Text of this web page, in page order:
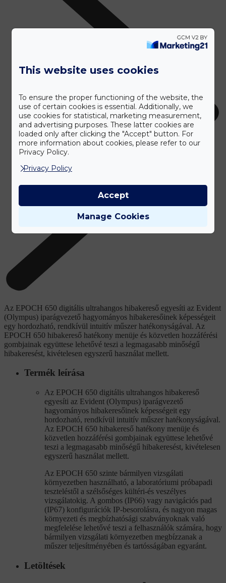
Az EPOCH 650 digitális ultrahangos hibakereső egyesíti az Evident
(Olympus) iparágvezető hagyományos hibakeresőinek képességeit
egy hordozható, rendkívül intuitív műszer hatékonyságával. Az
EPOCH 650 hibakereső hatékony menüje és közvetlen hozzáférési
gombjainak együttese lehetővé teszi a legmagasabb minőségű
hibakeresést, kivételesen egyszerű használat mellett.
Termék leírása
Az EPOCH 650 digitális ultrahangos hibakereső
egyesíti az Evident (Olympus) iparágvezető
hagyományos hibakeresőinek képességeit egy
hordozható, rendkívül intuitív műszer hatékonyságával.
Az EPOCH 650 hibakereső hatékony menüje és
közvetlen hozzáférési gombjainak együttese lehetővé
teszi a legmagasabb minőségű hibakeresést, kivételesen
egyszerű használat mellett.
Az EPOCH 650 szinte bármilyen vizsgálati
környezetben használható, a laboratóriumi próbapadi
teszteléstől a szélsőséges kültéri-és veszélyes
vizsgálatokig. A gombos (IP66) vagy navigációs pad
(IP67) konfigurációk IP-besorolásra, és nagyon magas
környezeti és megbízhatósági szabványoknak való
megfelelése lehetővé teszi a felhasználók számára, hogy
bármilyen vizsgálati környezetben megbízzanak a
műszer teljesítményében és tartósságában egyaránt.
Letöltések
This website uses cookies
To ensure the proper functioning of the website, the
use of certain cookies is essential. Additionally, we
use cookies for statistical, marketing measurement,
and advertising purposes. These latter cookies are
loaded only after clicking the "Accept" button. For
more information about cookies, please refer to our
Privacy Policy.
Privacy Policy
Manage Cookies
Accept